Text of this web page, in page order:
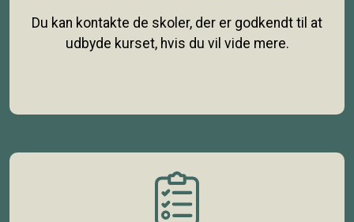
Du kan kontakte de skoler, der er godkendt til at
udbyde kurset, hvis du vil vide mere.